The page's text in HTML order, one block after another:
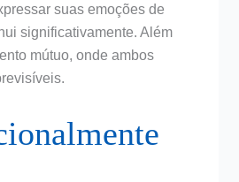
suas emoções de
significativamente. Além
mútuo, onde ambos